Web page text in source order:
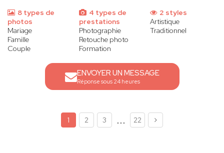
8 types de
photos
Mariage
Famille
Couple
4 types de
prestations
Photographie
Retouche photo
Formation
2 styles
Artistique
Traditionnel
ENVOYER UN MESSAGE
Réponse sous 24 heures
1 2 3 ... 22